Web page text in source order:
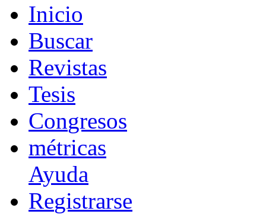
Inicio
Buscar
Revistas
Tesis
Congresos
métricas
Ayuda
Registrarse